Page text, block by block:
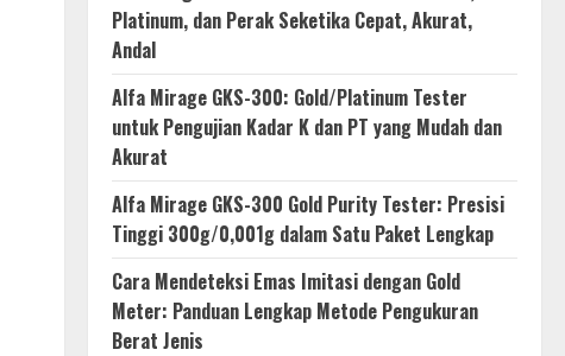
Platinum, dan Perak Seketika Cepat, Akurat,
Andal
Alfa Mirage GKS-300: Gold/Platinum Tester
untuk Pengujian Kadar K dan PT yang Mudah dan
Akurat
Alfa Mirage GKS-300 Gold Purity Tester: Presisi
Tinggi 300g/0,001g dalam Satu Paket Lengkap
Cara Mendeteksi Emas Imitasi dengan Gold
Meter: Panduan Lengkap Metode Pengukuran
Berat Jenis